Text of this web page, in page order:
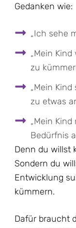
Gedanken wie:
„Ich sehe
„Mein
zu
„Mein Kind
zu etwas
„Mein
Bedürfnis
Denn du willst
Sondern du
Entwicklung
kümmern.
Dafür braucht